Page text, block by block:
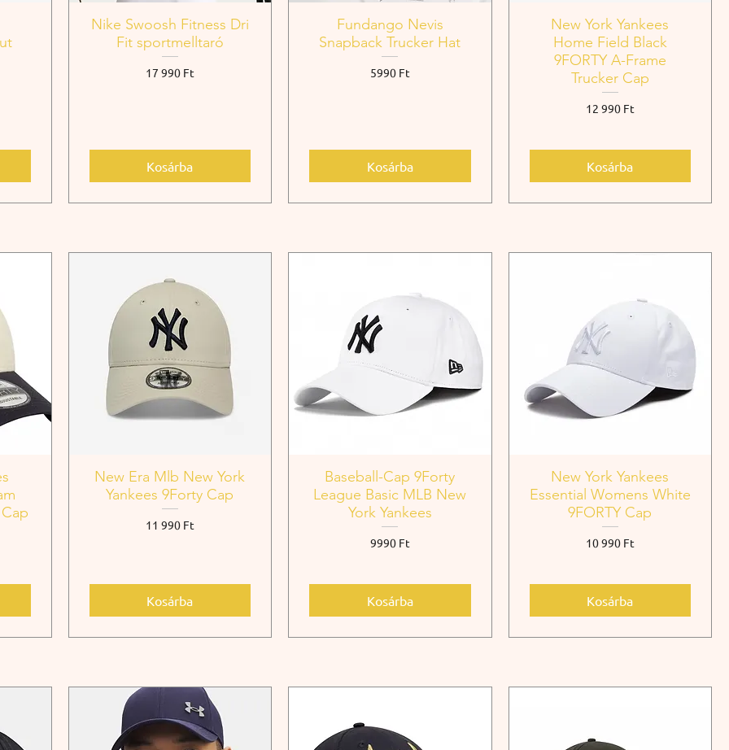
Nike Swoosh Fitness Dri
Fit sportmelltaró
Ár
17 990 Ft
Kosárba
Fundango Nevis
Snapback Trucker Hat
Ár
5990 Ft
Kosárba
New York Yankees
Home Field Black
9FORTY A-Frame
Trucker Cap
Ár
12 990 Ft
Kosárba
New Era Mlb New York
Yankees 9Forty Cap
Ár
11 990 Ft
Kosárba
Baseball-Cap 9Forty
League Basic MLB New
York Yankees
Ár
9990 Ft
Kosárba
New York Yankees
Essential Womens White
9FORTY Cap
Ár
10 990 Ft
Kosárba